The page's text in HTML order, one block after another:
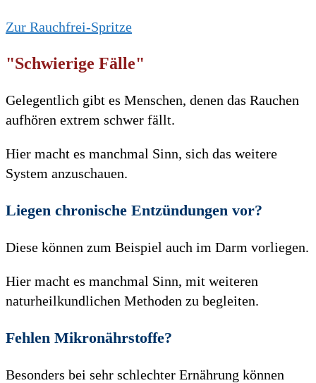
Zur Rauchfrei-Spritze
"Schwierige Fälle"
Gelegentlich gibt es Menschen, denen das Rauchen
aufhören extrem schwer fällt.
Hier macht es manchmal Sinn, sich das weitere
System anzuschauen.
Liegen chronische Entzündungen vor?
Diese können zum Beispiel auch im Darm vorliegen.
Hier macht es manchmal Sinn, mit weiteren
naturheilkundlichen Methoden zu begleiten.
Fehlen Mikronährstoffe?
Besonders bei sehr schlechter Ernährung können